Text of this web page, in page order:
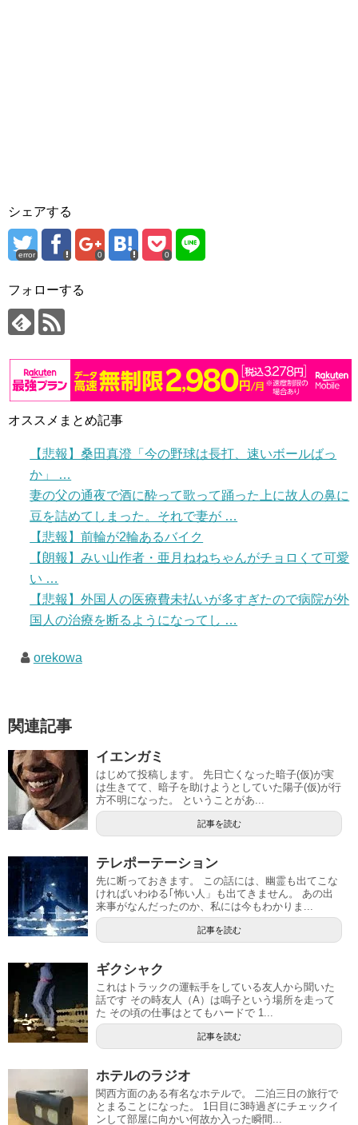
シェアする
error 0 0
フォローする
オススメまとめ記事
【悲報】桑田真澄「今の野球は長打、速いボールばっ
か」 …
妻の父の通夜で酒に酔って歌って踊った上に故人の鼻に
豆を詰めてしまった。それで妻が …
【悲報】前輪が2輪あるバイク
【朗報】みい山作者・亜月ねねちゃんがチョロくて可愛
い …
【悲報】外国人の医療費未払いが多すぎたので病院が外
国人の治療を断るようになってし …
orekowa
関連記事
イエンガミ
はじめて投稿します。 先日亡くなった暗子(仮)が実
は生きてて、暗子を助けようとしていた陽子(仮)が行
方不明になった。 ということがあ...
記事を読む
テレポーテーション
先に断っておきます。 この話には、幽霊も出てこな
ければいわゆる｢怖い人」も出てきません。 あの出
来事がなんだったのか、私には今もわかりま...
記事を読む
ギクシャク
これはトラックの運転手をしている友人から聞いた
話です その時友人（A）は鳴子という場所を走って
た その頃の仕事はとてもハードで 1...
記事を読む
ホテルのラジオ
関西方面のある有名なホテルで。 二泊三日の旅行で
とまることになった。 1日目に3時過ぎにチェックイ
ンして部屋に向かい何故か入った瞬間...